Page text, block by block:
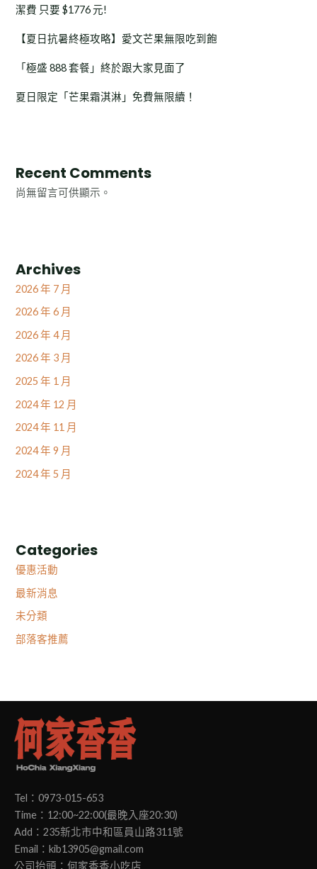
潔費 只要 $1776 元!
【夏日抗暑終極攻略】愛文芒果無限吃到飽
「極盛 888 套餐」終於跟大家見面了
夏日限定「芒果霜淇淋」免費無限續！
Recent Comments
尚無留言可供顯示。
Archives
2026 年 7 月
2026 年 6 月
2026 年 4 月
2026 年 3 月
2025 年 1 月
2024 年 12 月
2024 年 11 月
2024 年 9 月
2024 年 5 月
Categories
優惠活動
最新消息
未分類
部落客推薦
Tel：0973-015-653
Time：12:00~22:00(最晚入座20:30)
Add：235新北市中和區員山路311號
Email：kib13905@gmail.com
公司抬頭：何家香香小吃店